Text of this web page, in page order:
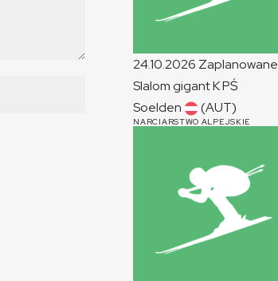
24.10.2026 Zaplanowane
Slalom gigantKPŚ
Soelden
(AUT)
NARCIARSTWO ALPEJSKIE